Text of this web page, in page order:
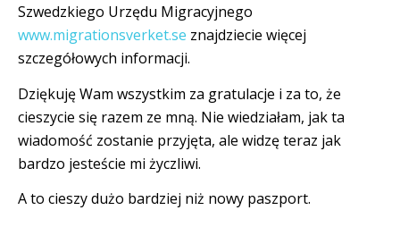
Szwedzkiego Urzędu Migracyjnego
www.migrationsverket.se znajdziecie więcej
szczegółowych informacji.
Dziękuję Wam wszystkim za gratulacje i za to, że
cieszycie się razem ze mną. Nie wiedziałam, jak ta
wiadomość zostanie przyjęta, ale widzę teraz jak
bardzo jesteście mi życzliwi.
A to cieszy dużo bardziej niż nowy paszport.